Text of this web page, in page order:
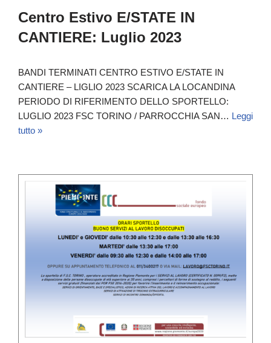
Centro Estivo E/STATE IN
CANTIERE: Luglio 2023
BANDI TERMINATI CENTRO ESTIVO E/STATE IN
CANTIERE – LIGLIO 2023 SCARICA LA LOCANDINA
PERIODO DI RIFERIMENTO DELLO SPORTELLO:
LUGLIO 2023 FSC TORINO / PARROCCHIA SAN… Leggi
tutto »